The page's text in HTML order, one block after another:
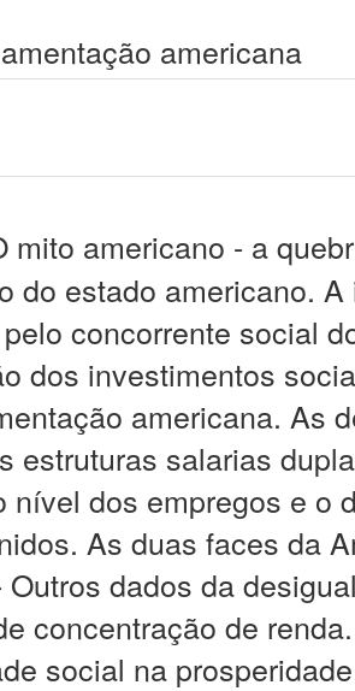
americana
mito americano - a
do estado americano.
concorrente social
dos investimentos
americana. As
estruturas salarias
nível dos empregos e o
As duas faces da
Outros dados da
concentração de
social na